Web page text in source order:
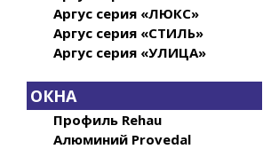
Аргус серия «ЛЮКС»
Аргус серия «СТИЛЬ»
Аргус серия «УЛИЦА»
ОКНА
Профиль Rehau
Алюминий Provedal